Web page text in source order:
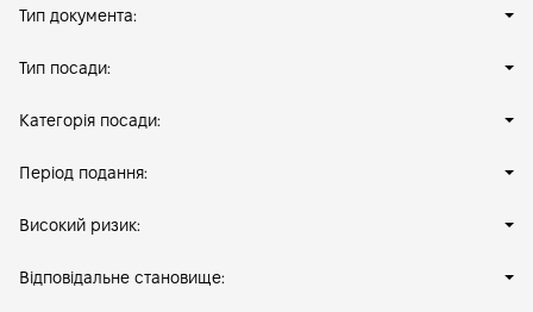
Тип документа:
Тип посади:
Категорія посади:
Період подання:
Високий ризик:
Відповідальне становище: